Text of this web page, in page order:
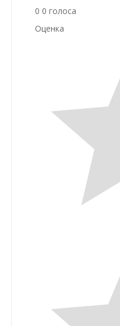
0 0 голоса
Оценка